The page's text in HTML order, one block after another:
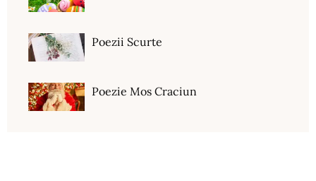
Poezii Scurte
Poezie Mos Craciun